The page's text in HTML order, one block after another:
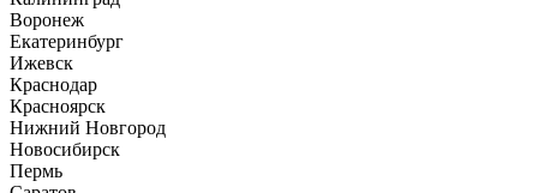
Воронеж
Екатеринбург
Ижевск
Краснодар
Красноярск
Нижний Новгород
Новосибирск
Пермь